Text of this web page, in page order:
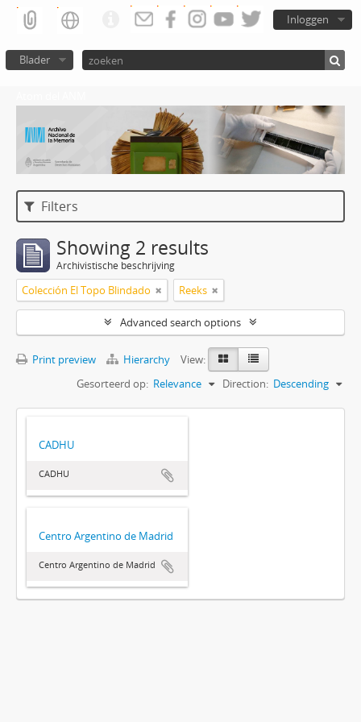
Inloggen
Blader
Filters
Showing 2 results
Archivistische beschrijving
Colección El Topo Blindado Reeks
Advanced search options
Print preview Hierarchy
View:
Gesorteerd op: Relevance Direction: Descending
CADHU
CADHU
Centro Argentino de Madrid
Centro Argentino de Madrid